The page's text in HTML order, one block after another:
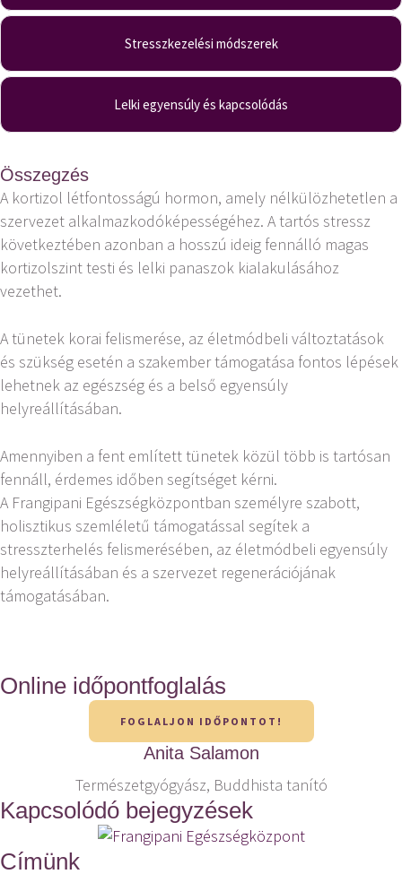
Stresszkezelési módszerek
Lelki egyensúly és kapcsolódás
Összegzés
A kortizol létfontosságú hormon, amely nélkülözhetetlen a
szervezet alkalmazkodóképességéhez. A tartós stressz
következtében azonban a hosszú ideig fennálló magas
kortizolszint testi és lelki panaszok kialakulásához
vezethet.
A tünetek korai felismerése, az életmódbeli változtatások
és szükség esetén a szakember támogatása fontos lépések
lehetnek az egészség és a belső egyensúly
helyreállításában.
Amennyiben a fent említett tünetek közül több is tartósan
fennáll, érdemes időben segítséget kérni.
A Frangipani Egészségközpontban személyre szabott,
holisztikus szemléletű támogatással segítek a
stresszterhelés felismerésében, az életmódbeli egyensúly
helyreállításában és a szervezet regenerációjának
támogatásában.
Online időpontfoglalás
FOGLALJON IDŐPONTOT!
Anita Salamon
Természetgyógyász, Buddhista tanító
Kapcsolódó bejegyzések
Címünk